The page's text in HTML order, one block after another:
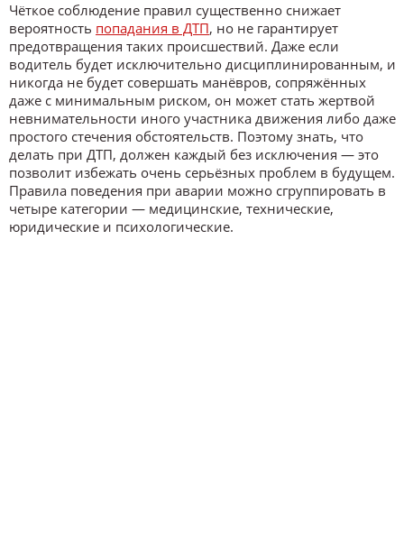
Чёткое соблюдение правил существенно снижает
вероятность попадания в ДТП, но не гарантирует
предотвращения таких происшествий. Даже если
водитель будет исключительно дисциплинированным, и
никогда не будет совершать манёвров, сопряжённых
даже с минимальным риском, он может стать жертвой
невнимательности иного участника движения либо даже
простого стечения обстоятельств. Поэтому знать, что
делать при ДТП, должен каждый без исключения — это
позволит избежать очень серьёзных проблем в будущем.
Правила поведения при аварии можно сгруппировать в
четыре категории — медицинские, технические,
юридические и психологические.